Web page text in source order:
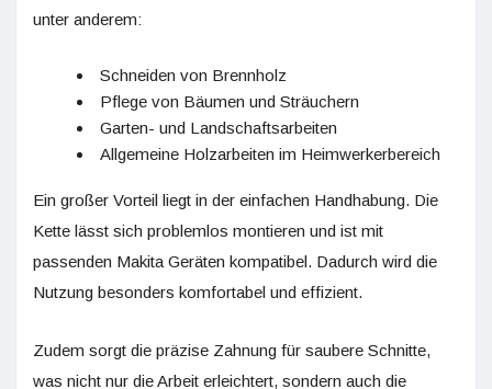
unter anderem:
Schneiden von Brennholz
Pflege von Bäumen und Sträuchern
Garten- und Landschaftsarbeiten
Allgemeine Holzarbeiten im Heimwerkerbereich
Ein großer Vorteil liegt in der einfachen Handhabung. Die
Kette lässt sich problemlos montieren und ist mit
passenden Makita Geräten kompatibel. Dadurch wird die
Nutzung besonders komfortabel und effizient.
Zudem sorgt die präzise Zahnung für saubere Schnitte,
was nicht nur die Arbeit erleichtert, sondern auch die